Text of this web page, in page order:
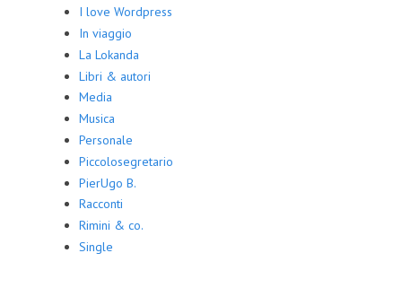
I love Wordpress
In viaggio
La Lokanda
Libri & autori
Media
Musica
Personale
Piccolosegretario
PierUgo B.
Racconti
Rimini & co.
Single